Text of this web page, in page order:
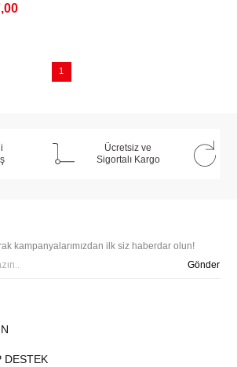
1
Ücretsiz ve
Sigortalı Kargo
kampanyalarımızdan ilk siz haberdar olun!
Gönder
DESTEK